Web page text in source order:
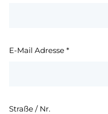
E-Mail Adresse *
Straße / Nr.